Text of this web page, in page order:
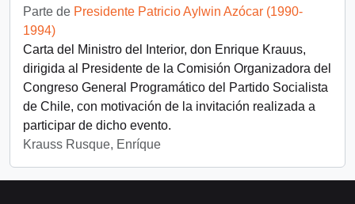
Parte de Presidente Patricio Aylwin Azócar (1990-
1994)
Carta del Ministro del Interior, don Enrique Krauus,
dirigida al Presidente de la Comisión Organizadora del
Congreso General Programático del Partido Socialista
de Chile, con motivación de la invitación realizada a
participar de dicho evento.
Krauss Rusque, Enríque